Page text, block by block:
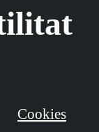
Cookies